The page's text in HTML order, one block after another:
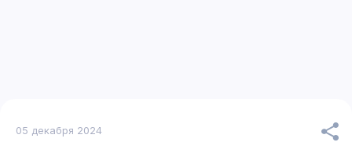
05 декабря 2024